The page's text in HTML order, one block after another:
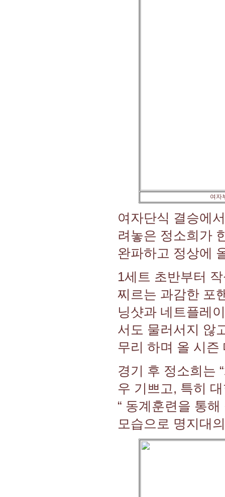
여자
여자단식 결승에
려놓은 정소희가
완파하고 정상에
1세트 초반부터
찌르는 과감한 포
닝샷과 네트플레
서도 물러서지 않
무리 하며 올 시
경기 후 정소희는
우 기쁘고, 특히
“ 동계훈련을 통
모습으로 명지대